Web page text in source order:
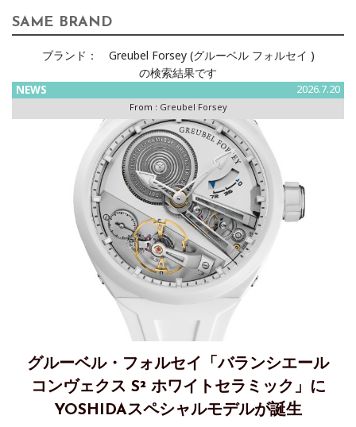
SAME BRAND
ブランド：
Greubel Forsey (グルーベル フォルセイ )
の検索結果です
NEWS 2026.7.20
From : Greubel Forsey
グルーベル・フォルセイ「バランシエール
コンヴェクス S² ホワイトセラミック」に
YOSHIDAスペシャルモデルが誕生